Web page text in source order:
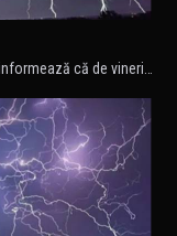
că de vineri…